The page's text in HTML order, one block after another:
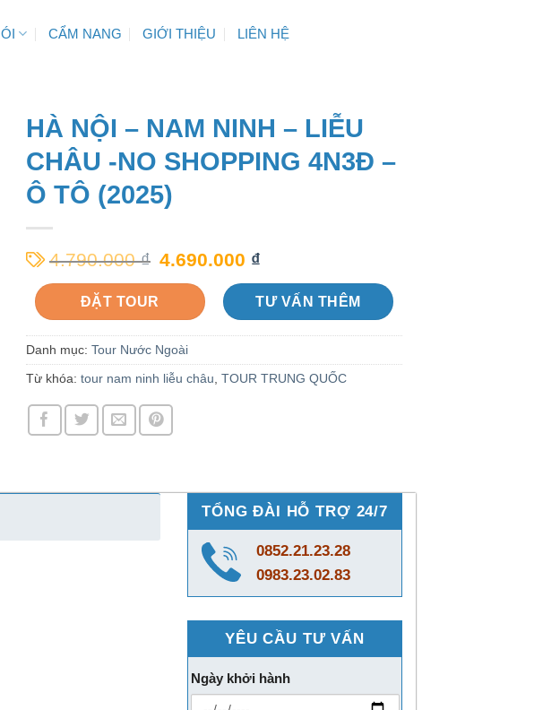
CẨM NANG GIỚI THIỆU LIÊN HỆ
HÀ NỘI – NAM NINH – LIỄU
CHÂU -NO SHOPPING 4N3Đ –
Ô TÔ (2025)
4.790.000₫ 4.690.000 ₫
ĐẶT TOUR TƯ VẤN THÊM
Danh mục: Tour Nước Ngoài
Từ khóa: tour nam ninh liễu châu TOUR TRUNG QUỐC
TỔNG ĐÀI HỖ TRỢ 24/7
0852.21.23.28
0983.23.02.83
YÊU CẦU TƯ VẤN
Ngày khởi hành